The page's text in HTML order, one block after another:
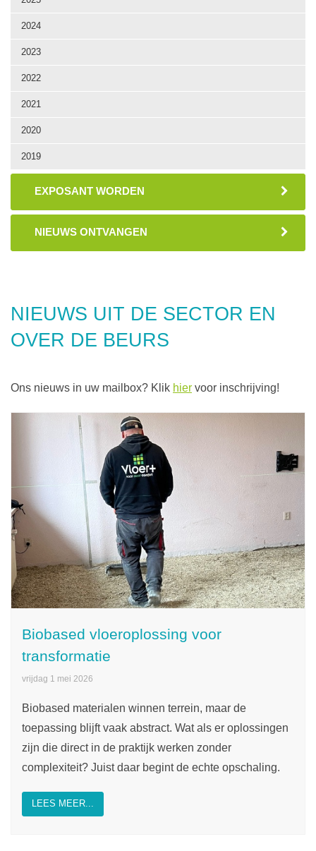
2024
2023
2022
2021
2020
2019
EXPOSANT WORDEN
NIEUWS ONTVANGEN
NIEUWS UIT DE SECTOR EN
OVER DE BEURS
Ons nieuws in uw mailbox? Klik hier voor inschrijving!
Biobased vloeroplossing voor
transformatie
vrijdag 1 mei 2026
Biobased materialen winnen terrein, maar de
toepassing blijft vaak abstract. Wat als er oplossingen
zijn die direct in de praktijk werken zonder
complexiteit? Juist daar begint de echte opschaling.
LEES MEER...